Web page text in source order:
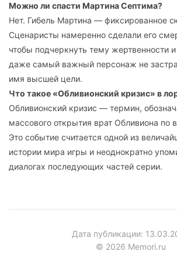
Можно ли спасти Мартина Септима?
Нет. Гибель Мартина — фиксированное
Сценаристы намеренно сделали его
чтобы подчеркнуть тему жертвенности и
даже самый важный персонаж не
имя высшей цели.
Что такое «Обливионский кризис» в
Обливионский кризис — термин,
массового открытия врат Обливиона по
Это событие считается одной из
истории мира игры и неоднократно
диалогах последующих частей серии.
Дата публикации:
© 2026 Memori.ru